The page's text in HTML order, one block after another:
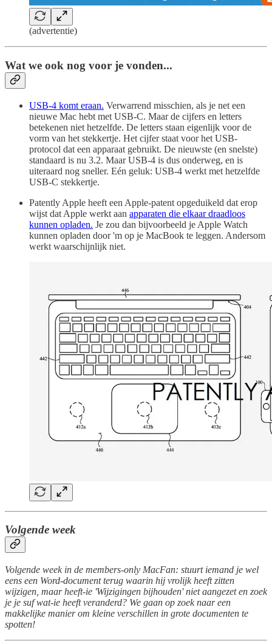
(advertentie)
Wat we ook nog voor je vonden...
USB-4 komt eraan. Verwarrend misschien, als je net een
nieuwe Mac hebt met USB-C. Maar de cijfers en letters
betekenen niet hetzelfde. De letters staan eigenlijk voor de
vorm van het stekkertje. Het cijfer staat voor het USB-
protocol dat een apparaat gebruikt. De nieuwste (en snelste)
standaard is nu 3.2. Maar USB-4 is dus onderweg, en is
uiteraard nog sneller. Eén geluk: USB-4 werkt met hetzelfde
USB-C stekkertje.
Patently Apple heeft een Apple-patent opgeduikeld dat erop
wijst dat Apple werkt aan apparaten die elkaar draadloos
kunnen opladen. Je zou dan bijvoorbeeld je Apple Watch
kunnen opladen door 'm op je MacBook te leggen. Andersom
werkt waarschijnlijk niet.
Volgende week
Volgende week in de members-only MacFan: stuurt iemand je wel
eens een Word-document terug waarin hij vrolijk heeft zitten
wijzigen, maar heeft-ie 'Wijzigingen bijhouden' niet aangezet en zoek
je je suf wat-ie heeft veranderd? We gaan op zoek naar een
makkelijke manier om kleine verschillen in grote documenten te
spotten!